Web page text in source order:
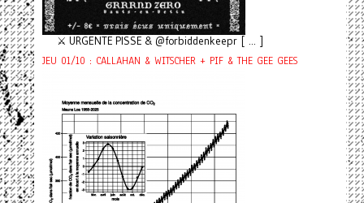
⚔️ URGENTE PISSE & @forbiddenkeepr [ ... ]
JEU 01/10 : CALLAHAN & WITSCHER + PIF & THE GEE GEES